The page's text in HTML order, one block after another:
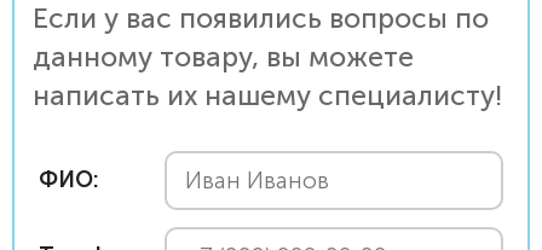
Если у вас появились вопросы по
данному товару, вы можете
написать их нашему специалисту!
ФИО: